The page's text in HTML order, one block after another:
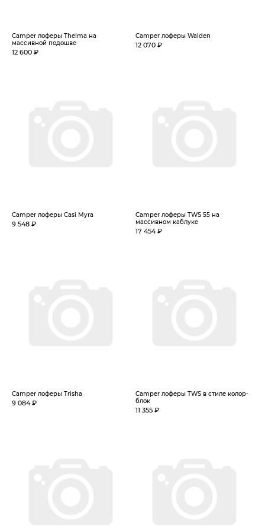
Camper лоферы Thelma на
массивной подошве
12 600 ₽
Camper лоферы Walden
12 070 ₽
Camper лоферы Casi Myra
9 548 ₽
Camper лоферы TWS 55 на
массивном каблуке
17 454 ₽
Camper лоферы Trisha
9 084 ₽
Camper лоферы TWS в стиле колор-
блок
11 355 ₽